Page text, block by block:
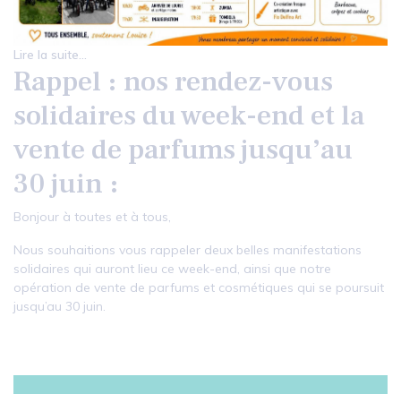
Rappel : nos rendez-vous
solidaires du week-end et la
vente de parfums jusqu’au
30 juin :
Bonjour à toutes et à tous,
Nous souhaitions vous rappeler deux belles manifestations
solidaires qui auront lieu ce week-end, ainsi que notre
opération de vente de parfums et cosmétiques qui se poursuit
jusqu’au 30 juin.
Lire la suite...